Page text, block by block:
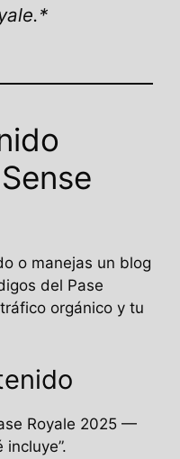
.*
o manejas un blog
del Pase
orgánico y tu
Royale 2025 —